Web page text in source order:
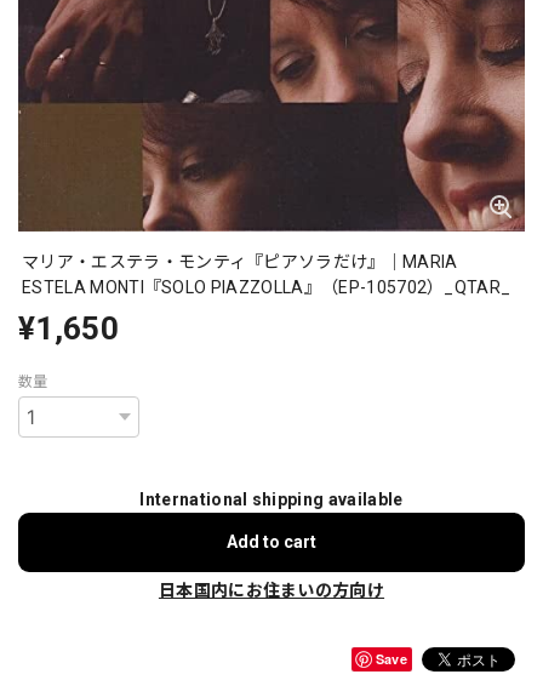
マリア・エステラ・モンティ『ピアソラだけ』｜MARIA
ESTELA MONTI『SOLO PIAZZOLLA』（EP-105702）_QTAR_
¥1,650
数量
International shipping available
Add to cart
日本国内にお住まいの方向け
Save